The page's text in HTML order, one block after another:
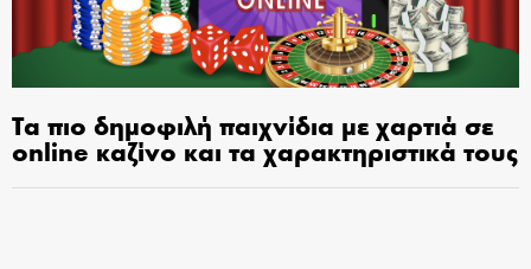
Τα πιο δημοφιλή παιχνίδια με χαρτιά σε
online καζίνο και τα χαρακτηριστικά τους